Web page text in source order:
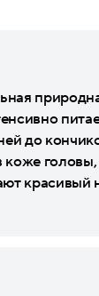
до
головы,
красивый